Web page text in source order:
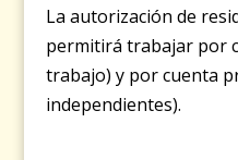
La autorización de
permitirá trabajar por
trabajo) y por cuenta
independientes).